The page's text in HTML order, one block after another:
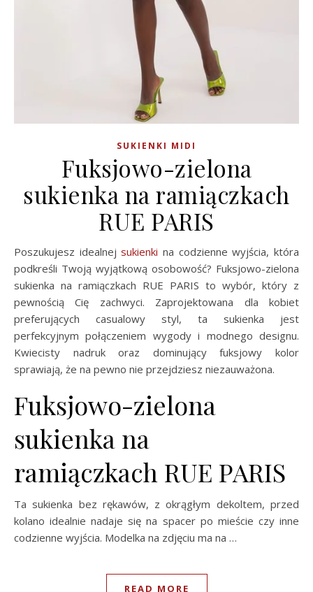
SUKIENKI MIDI
Fuksjowo-zielona
sukienka na ramiączkach
RUE PARIS
Poszukujesz idealnejsukienki na codzienne wyjścia, która
podkreśli Twoją wyjątkową osobowość? Fuksjowo-zielona
sukienka na ramiączkach RUE PARIS to wybór, który z
pewnością Cię zachwyci. Zaprojektowana dla kobiet
preferujących casualowy styl, ta sukienka jest
perfekcyjnym połączeniem wygody i modnego designu.
Kwiecisty nadruk oraz dominujący fuksjowy kolor
sprawiają, że na pewno nie przejdziesz niezauważona.
Fuksjowo-zielona
sukienka na
ramiączkach RUE PARIS
Ta sukienka bez rękawów, z okrągłym dekoltem, przed
kolano idealnie nadaje się na spacer po mieście czy inne
codzienne wyjścia. Modelka na zdjęciu ma na …
READ MORE